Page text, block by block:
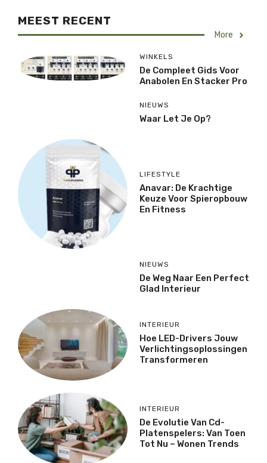
MEEST RECENT
More
WINKELS
De Compleet Gids Voor
Anabolen En Stacker Pro
NIEUWS
Waar Let Je Op?
LIFESTYLE
Anavar: De Krachtige
Keuze Voor Spieropbouw
En Fitness
NIEUWS
De Weg Naar Een Perfect
Glad Interieur
INTERIEUR
Hoe LED-Drivers Jouw
Verlichtingsoplossingen
Transformeren
INTERIEUR
De Evolutie Van Cd-
Platenspelers: Van Toen
Tot Nu – Wonen Trends